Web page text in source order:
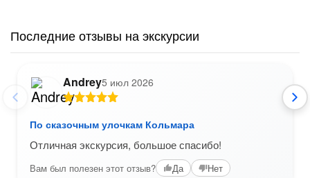
Последние отзывы на экскурсии
Andrey5 июл 2026
По сказочным улочкам Кольмара
Отличная экскурсия, большое спасибо!
Вам был полезен этот отзыв? Да Нет